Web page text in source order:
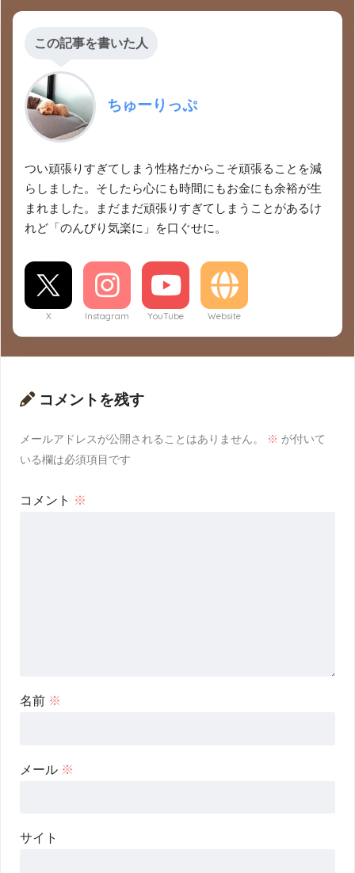
この記事を書いた人
ちゅーりっぷ
つい頑張りすぎてしまう性格だからこそ頑張ることを減
らしました。そしたら心にも時間にもお金にも余裕が生
まれました。まだまだ頑張りすぎてしまうことがあるけ
れど「のんびり気楽に」を口ぐせに。
X Instagram YouTube Website
コメントを残す
メールアドレスが公開されることはありません。 ※ が付いて
いる欄は必須項目です
コメント ※
名前 ※
メール ※
サイト